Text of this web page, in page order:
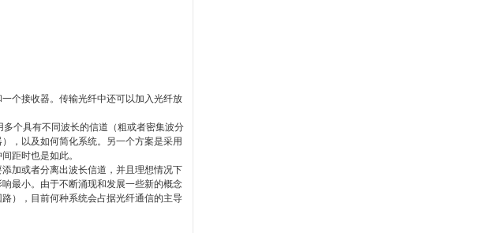
个接收器。传输光纤中还可以加入光纤放
个具有不同波长的信道（粗或者密集波分
，以及如何简化系统。另一个方案是采用
距时也是如此。
加或者分离出波长信道，并且理想情况下
最小。由于不断涌现和发展一些新的概念
），目前何种系统会占据光纤通信的主导